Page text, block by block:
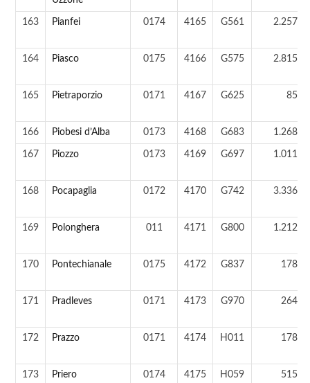
163 Pianfei 0174 4165 G561 2.257 ab
164 Piasco 0175 4166 G575 2.815 ab
165 Pietraporzio 0171 4167 G625 85 ab
166 Piobesi d’Alba 0173 4168 G683 1.268 ab
167 Piozzo 0173 4169 G697 1.011 ab
168 Pocapaglia 0172 4170 G742 3.336 ab
169 Polonghera 011 4171 G800 1.212 ab
170 Pontechianale 0175 4172 G837 178 ab
171 Pradleves 0171 4173 G970 264 ab
172 Prazzo 0171 4174 H011 178 ab
173 Priero 0174 4175 H059 515 ab